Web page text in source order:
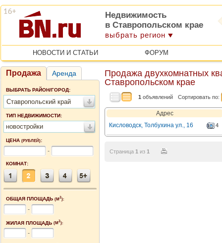
Недвижимость
в Ставропольском крае
выбрать регион
НОВОСТИ И СТАТЬИ ФОРУМ
Продажа Аренда
ВЫБРАТЬ РАЙОН/ГОРОД:
Ставропольский край
ТИП НЕДВИЖИМОСТИ:
новостройки
ЦЕНА (РУБЛЕЙ):
-
КОМНАТ:
ОБЩАЯ ПЛОЩАДЬ (М2):
-
ЖИЛАЯ ПЛОЩАДЬ (М2):
-
Продажа двухкомнатных
Ставропольском крае
1 объявлений Сортировать по:
Адрес
Кисловодск, Толбухина ул., 16
4
Страница 1 из 1